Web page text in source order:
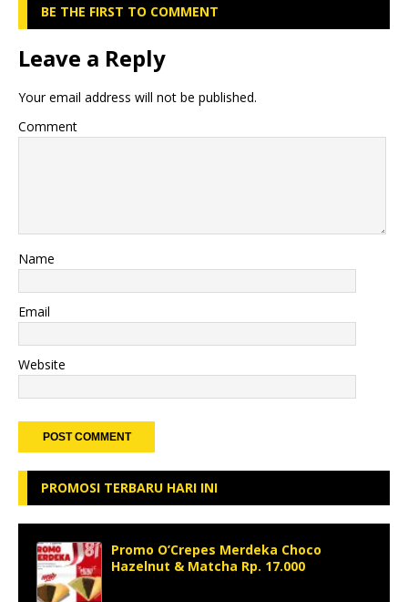
BE THE FIRST TO COMMENT
Leave a Reply
Your email address will not be published.
Comment
Name
Email
Website
PROMOSI TERBARU HARI INI
Promo O’Crepes Merdeka Choco
Hazelnut & Matcha Rp. 17.000